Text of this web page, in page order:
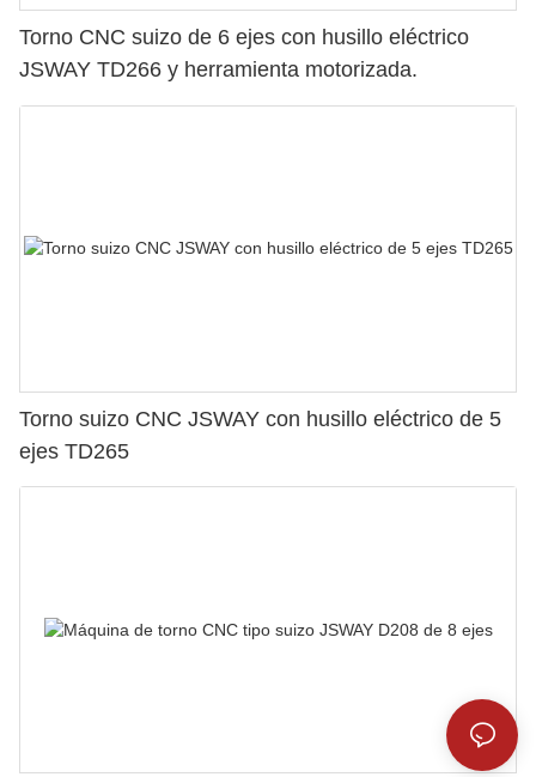
Torno CNC suizo de 6 ejes con husillo eléctrico
JSWAY TD266 y herramienta motorizada.
Torno suizo CNC JSWAY con husillo eléctrico de 5
ejes TD265